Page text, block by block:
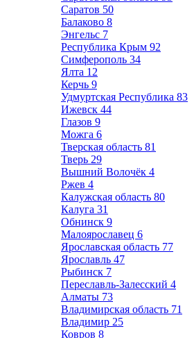
Саратов 50
Балаково 8
Энгельс 7
Республика Крым 92
Симферополь 34
Ялта 12
Керчь 9
Удмуртская Республика 83
Ижевск 44
Глазов 9
Можга 6
Тверская область 81
Тверь 29
Вышний Волочёк 4
Ржев 4
Калужская область 80
Калуга 31
Обнинск 9
Малоярославец 6
Ярославская область 77
Ярославль 47
Рыбинск 7
Переславль-Залесский 4
Алматы 73
Владимирская область 71
Владимир 25
Ковров 8